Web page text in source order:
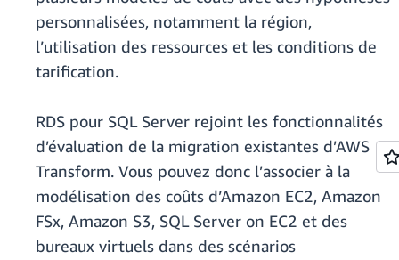
personnalisées, notamment la région,
l’utilisation des ressources et les conditions de
tarification.
RDS pour SQL Server rejoint les fonctionnalités
d’évaluation de la migration existantes d’AWS
Transform. Vous pouvez donc l’associer à la
modélisation des coûts d’Amazon EC2, Amazon
FSx, Amazon S3, SQL Server on EC2 et des
bureaux virtuels dans des scénarios